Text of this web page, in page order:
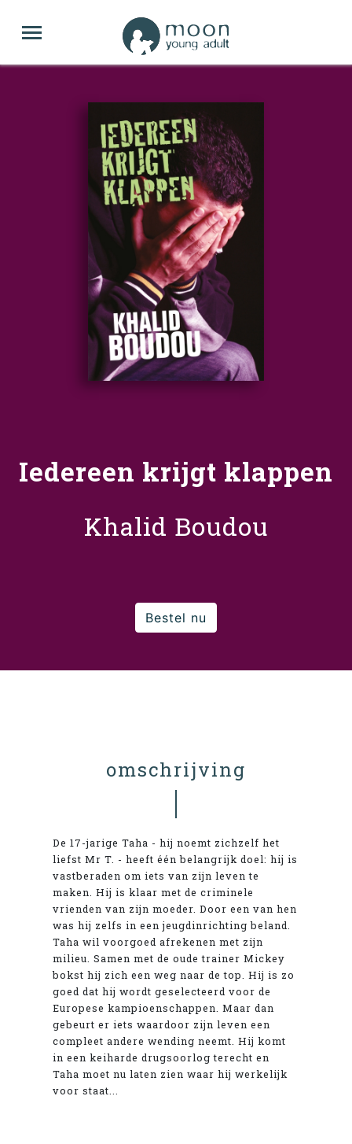
Iedereen krijgt klappen
Khalid Boudou
Bestel nu
omschrijving
De 17-jarige Taha - hij noemt zichzelf het
liefst Mr T. - heeft één belangrijk doel: hij is
vastberaden om iets van zijn leven te
maken. Hij is klaar met de criminele
vrienden van zijn moeder. Door een van hen
was hij zelfs in een jeugdinrichting beland.
Taha wil voorgoed afrekenen met zijn
milieu. Samen met de oude trainer Mickey
bokst hij zich een weg naar de top. Hij is zo
goed dat hij wordt geselecteerd voor de
Europese kampioenschappen. Maar dan
gebeurt er iets waardoor zijn leven een
compleet andere wending neemt. Hij komt
in een keiharde drugsoorlog terecht en
Taha moet nu laten zien waar hij werkelijk
voor staat...